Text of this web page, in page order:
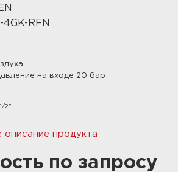
4GK-RFN
на входе 20 бар
2"
описание продукта
по запросу